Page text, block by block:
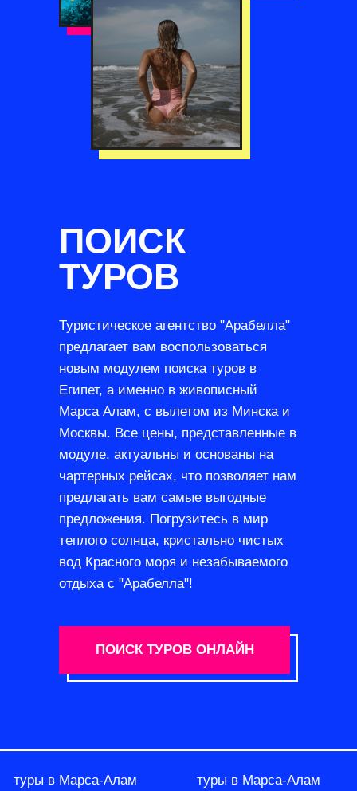
Туристическое агентство "Арабелла"
предлагает вам воспользоваться
новым модулем поиска туров в
Египет, а именно в живописный
Марса Алам, с вылетом из Минска и
Москвы. Все цены, представленные в
модуле, актуальны и основаны на
чартерных рейсах, что позволяет нам
предлагать вам самые выгодные
предложения. Погрузитесь в мир
теплого солнца, кристально чистых
вод Красного моря и незабываемого
отдыха с "Арабелла"!
ПОИСК
ТУРОВ
ПОИСК ТУРОВ ОНЛАЙН
туры в Марса-Алам туры в Марса-Алам